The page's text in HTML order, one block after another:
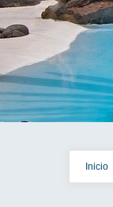
Inicio